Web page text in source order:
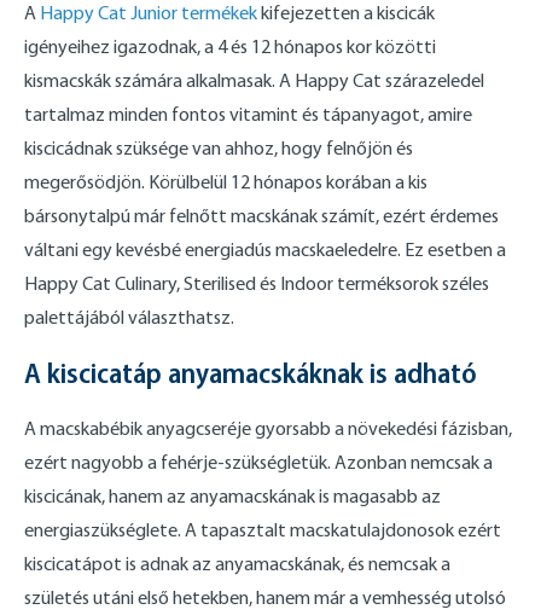
A Happy Cat Junior termékekkifejezetten a kiscicák
igényeihez igazodnak, a 4 és 12 hónapos kor közötti
kismacskák számára alkalmasak. A Happy Cat szárazeledel
tartalmaz minden fontos vitamint és tápanyagot, amire
kiscicádnak szüksége van ahhoz, hogy felnőjön és
megerősödjön. Körülbelül 12 hónapos korában a kis
bársonytalpú már felnőtt macskának számít, ezért érdemes
váltani egy kevésbé energiadús macskaeledelre. Ez esetben a
Happy Cat Culinary, Sterilised és Indoor terméksorok széles
palettájából választhatsz.
A kiscicatáp anyamacskáknak is adható
A macskabébik anyagcseréje gyorsabb a növekedési fázisban,
ezért nagyobb a fehérje-szükségletük. Azonban nemcsak a
kiscicának, hanem az anyamacskának is magasabb az
energiaszükséglete. A tapasztalt macskatulajdonosok ezért
kiscicatápot is adnak az anyamacskának, és nemcsak a
születés utáni első hetekben, hanem már a vemhesség utolsó